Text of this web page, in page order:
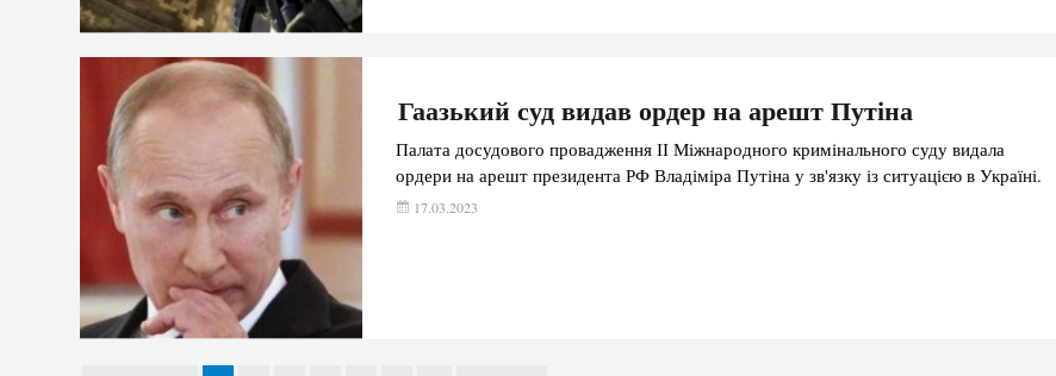
Гаазький суд видав ордер на арешт Путіна
Палата досудового провадження ІІ Міжнародного кримінального суду видала
ордери на арешт президента РФ Владіміра Путіна у зв'язку із ситуацією в Україні.
17.03.2023